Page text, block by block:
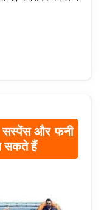
सस्पेंस और फनी
सकते हैं